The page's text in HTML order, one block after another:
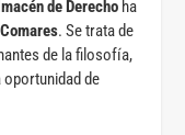
de Derecho ha
. Se trata de
de la filosofía,
oportunidad de